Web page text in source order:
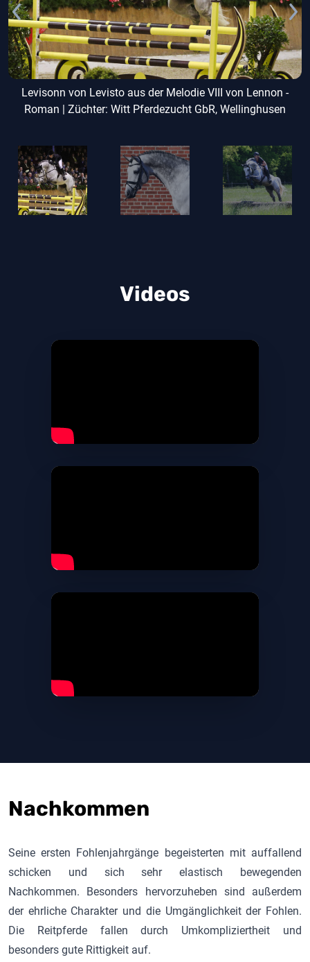
Levisonn von Levisto aus der Melodie VIII von Lennon -
Roman | Züchter: Witt Pferdezucht GbR, Wellinghusen
Videos
Nachkommen
Seine ersten Fohlenjahrgänge begeisterten mit auffallend
schicken und sich sehr elastisch bewegenden
Nachkommen. Besonders hervorzuheben sind außerdem
der ehrliche Charakter und die Umgänglichkeit der Fohlen.
Die Reitpferde fallen durch Umkompliziertheit und
besonders gute Rittigkeit auf.